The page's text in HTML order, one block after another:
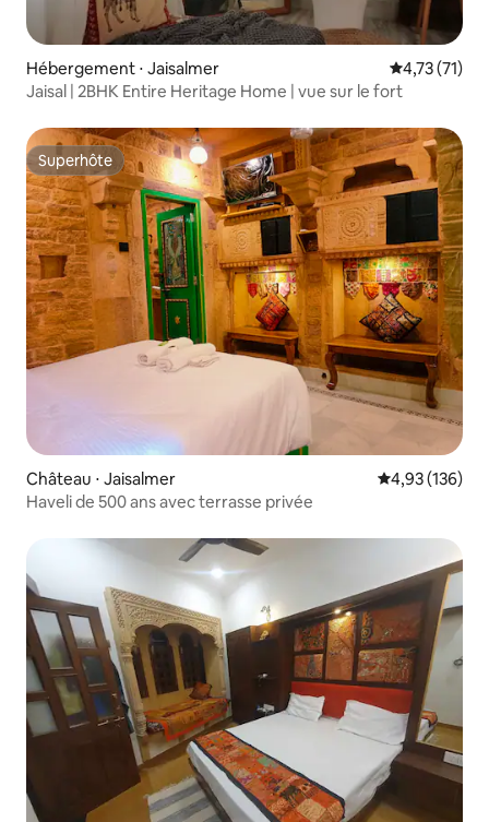
Hébergement ⋅ Jaisalmer Évaluation
4,73 (71)
Jaisal | 2BHK Entire Heritage Home | vue sur le fort
Superhôte
Superhôte
Château ⋅ Jaisalmer Évaluation
4,93 (136)
Haveli de 500 ans avec terrasse privée